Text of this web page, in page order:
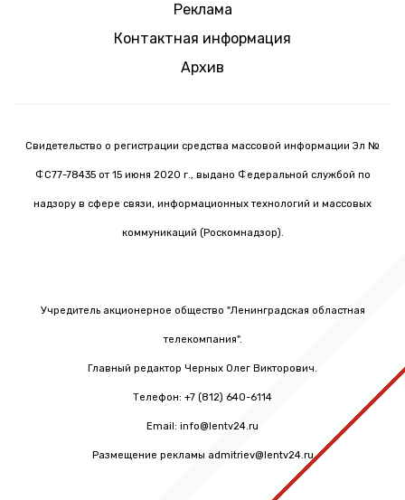
Реклама
Контактная информация
Архив
Свидетельство о регистрации средства массовой информации Эл №
ФС77-78435 от 15 июня 2020 г., выдано Федеральной службой по
надзору в сфере связи, информационных технологий и массовых
коммуникаций (Роскомнадзор).
Учредитель акционерное общество "Ленинградская областная
телекомпания".
Главный редактор Черных Олег Викторович.
Телефон: +7 (812) 640-6114
Email: info@lentv24.ru
Размещение рекламы admitriev@lentv24.ru